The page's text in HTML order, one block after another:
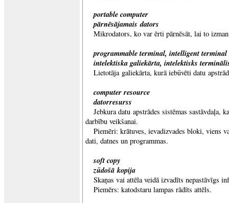
portable computer
pārnēsājamais dators
Mikrodators, ko var ērti pārnēsāt, lai to
programmable terminal, intelligent terminal
intelektiska galiekārta, intelektisks
Lietotāja galiekārta, kurā iebūvēti datu
computer resource
datorresurss
Jebkura datu apstrādes sistēmas sastāvdaļa,
darbību veikšanai.
Piemēri: krātuves, ievadizvades bloki, viens
dati, datnes un programmas.
soft copy
zūdošā kopija
Skaņas vai attēla veidā izvadīts nepastāvīgs
Piemērs: katodstaru lampas rādīts attēls.